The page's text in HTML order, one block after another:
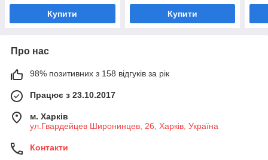
Купити Купити
Про нас
98% позитивних з 158 відгуків за рік
Працює з 23.10.2017
м. Харків
ул.Гвардейцев Широнинцев, 26, Харків, Україна
Контакти